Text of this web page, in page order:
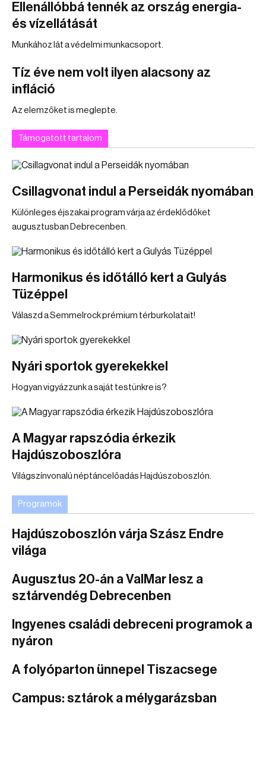
Ellenállóbbá tennék az ország energia-
és vízellátását
Munkához lát a védelmi munkacsoport.
Tíz éve nem volt ilyen alacsony az
infláció
Az elemzőket is meglepte.
Támogatott tartalom
Csillagvonat indul a Perseidák nyomában
Különleges éjszakai program várja az érdeklődőket
augusztusban Debrecenben.
Harmonikus és időtálló kert a Gulyás
Tüzéppel
Válaszd a Semmelrock prémium térburkolatait!
Nyári sportok gyerekekkel
Hogyan vigyázzunk a saját testünkre is?
A Magyar rapszódia érkezik
Hajdúszoboszlóra
Világszínvonalú néptáncelőadás Hajdúszoboszlón.
Programok
Hajdúszoboszlón várja Szász Endre
világa
Augusztus 20-án a ValMar lesz a
sztárvendég Debrecenben
Ingyenes családi debreceni programok a
nyáron
A folyóparton ünnepel Tiszacsege
Campus: sztárok a mélygarázsban